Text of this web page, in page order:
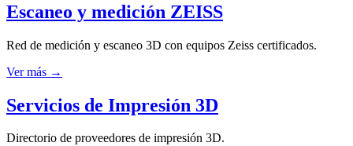
Escaneo y medición ZEISS
Red de medición y escaneo 3D con equipos Zeiss certificados.
Ver más →
Servicios de Impresión 3D
Directorio de proveedores de impresión 3D.